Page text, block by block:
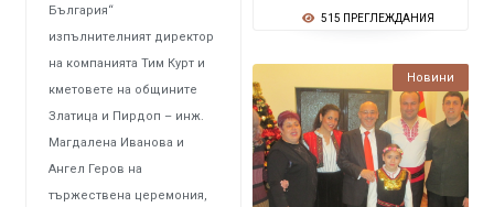
България“
изпълнителният директор
на компанията Тим Курт и
кметовете на общините
Златица и Пирдоп – инж.
Магдалена Иванова и
Ангел Геров на
тържествена церемония,
515 ПРЕГЛЕЖДАНИЯ
Новини